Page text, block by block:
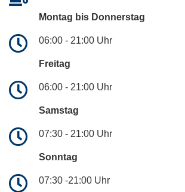
Montag bis Donnerstag
06:00 - 21:00 Uhr
Freitag
06:00 - 21:00 Uhr
Samstag
07:30 - 21:00 Uhr
Sonntag
07:30 -21:00 Uhr